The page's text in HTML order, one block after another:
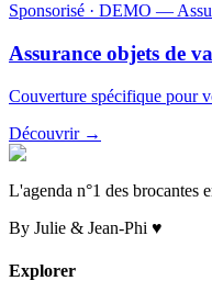
Sponsorisé · DEMO —
Assurance objets de
Couverture spécifique pour
Découvrir →
L'agenda n°1 des brocantes
By Julie & Jean-Phi ♥
Explorer